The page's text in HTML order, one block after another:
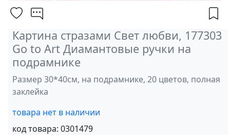
Картина стразами Свет любви, 177303
Go to Art Диамантовые ручки на
подрамнике
Размер 30*40см, на подрамнике, 20 цветов, полная
заклейка
товара нет в наличии
код товара: 0301479